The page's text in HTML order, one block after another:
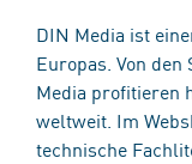
DIN Media ist
Europas. Von
Media profitieren
weltweit. Im
technische